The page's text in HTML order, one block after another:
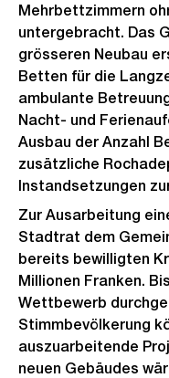
Mehrbettzimmern
untergebracht. Das
grösseren Neubau
Betten für die
ambulante
Nacht- und
Ausbau der Anzahl
zusätzliche
Instandsetzungen
Zur Ausarbeitung
Stadtrat dem
bereits bewilligten
Millionen Franken.
Wettbewerb
Stimmbevölkerung
auszuarbeitende
neuen Gebäudes